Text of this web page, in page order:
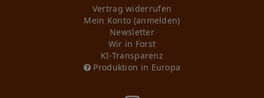
Vertrag widerrufen
Mein Konto (anmelden)
Newsletter
Wir in Forst
KI-Transparenz
Produktion in Europa